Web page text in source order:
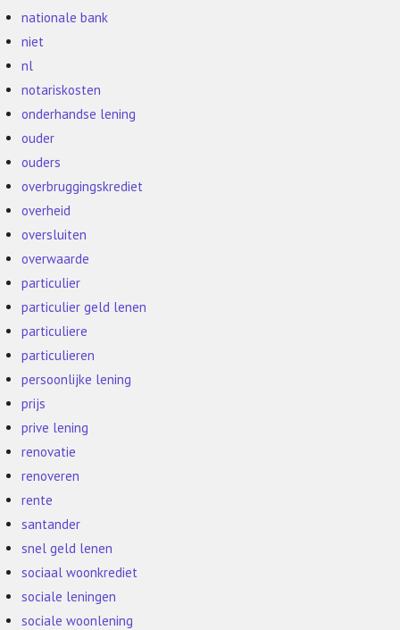
nationale bank
niet
nl
notariskosten
onderhandse lening
ouder
ouders
overbruggingskrediet
overheid
oversluiten
overwaarde
particulier
particulier geld lenen
particuliere
particulieren
persoonlijke lening
prijs
prive lening
renovatie
renoveren
rente
santander
snel geld lenen
sociaal woonkrediet
sociale leningen
sociale woonlening